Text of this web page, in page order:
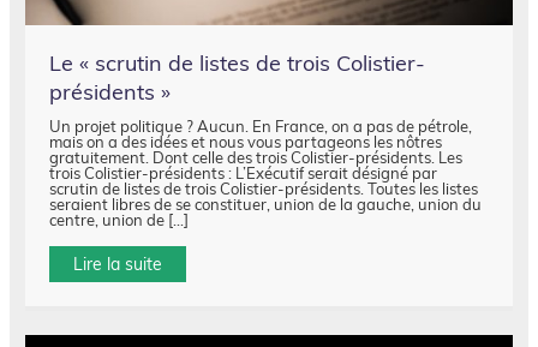
Le « scrutin de listes de trois Colistier-
présidents »
Un projet politique ? Aucun. En France, on a pas de pétrole,
mais on a des idées et nous vous partageons les nôtres
gratuitement. Dont celle des trois Colistier-présidents. Les
trois Colistier-présidents : L’Exécutif serait désigné par
scrutin de listes de trois Colistier-présidents. Toutes les listes
seraient libres de se constituer, union de la gauche, union du
centre, union de […]
Lire la suite